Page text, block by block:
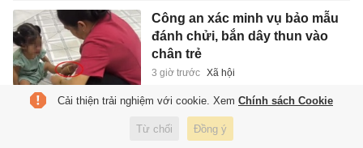
Công an xác minh vụ bảo mẫu
đánh chửi, bắn dây thun vào
chân trẻ
3 giờ trước Xã hội
Cải thiện trải nghiệm với cookie. Xem Chính sách Cookie
Từ chối Đồng ý